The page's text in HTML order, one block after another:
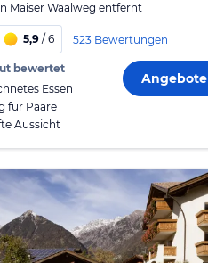
Maiser Waalweg entfernt
5,9 / 6 523 Bewertungen
bewertet
Essen
für Paare
Aussicht
Angebote